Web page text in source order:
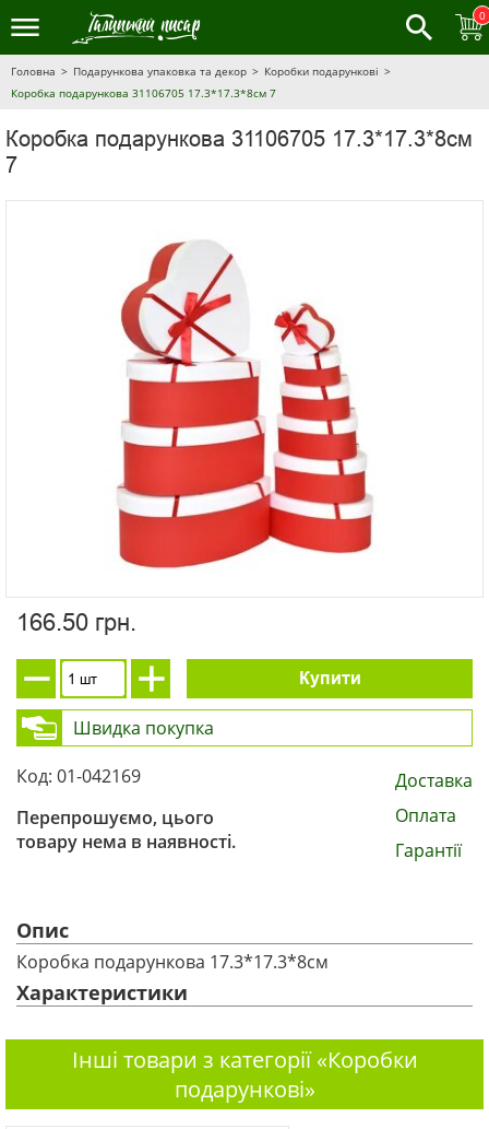
0
Головна Подарункова упаковка та декор
Коробки подарункові
Коробка подарункова 31106705 17.3*17.3*8см 7
Коробка подарункова 31106705 17.3*17.3*8см
7
166.50 грн.
Купити
Швидка покупка
Код: 01-042169
Перепрошуємо, цього
товару нема в наявності.
Доставка
Оплата
Гарантії
Опис
Коробка подарункова 17.3*17.3*8см
Характеристики
Інші товари з категорії «Коробки
подарункові»